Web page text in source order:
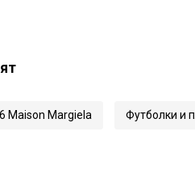
Maison Margiela Футболки и